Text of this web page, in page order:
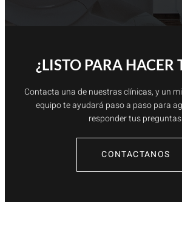
¿LISTO PARA HACER
Contacta una de nuestras clínicas, y un
equipo te ayudará paso a paso para
responder tus
CONTACTANOS